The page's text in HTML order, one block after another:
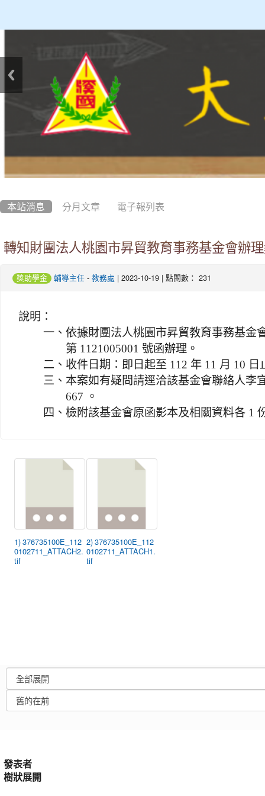
本站消息 分月文章 電子報列表
轉知財團法人桃園市昇貿教育事務基金會辦
獎助學金 輔導主任 - 教務處 | 2023-10-19 | 點閱數： 231
說明：
一、 依據財團法人桃園市昇貿教育事務基金
第 1121005001 號函辦理。
二、 收件日期：即日起至 112 年 11 月 10 日
三、 本案如有疑問請逕洽該基金會聯絡人李
667 。
四、 檢附該基金會原函影本及相關資料各 1
1) 376735100E_112
0102711_ATTACH2.
tif
2) 376735100E_112
0102711_ATTACH1.
tif
發表者
樹狀展開